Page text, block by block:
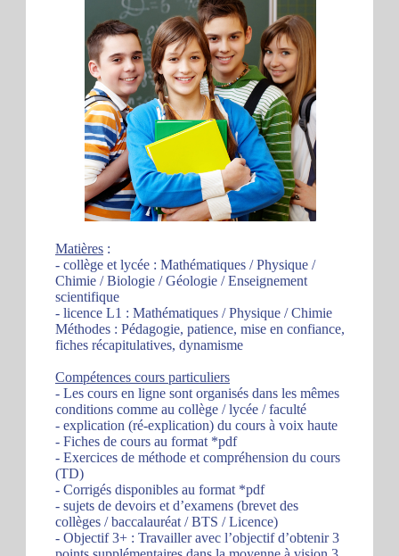
Matières :
- collège et lycée : Mathématiques / Physique /
Chimie / Biologie / Géologie / Enseignement
scientifique
- licence L1 : Mathématiques / Physique / Chimie
Méthodes : Pédagogie, patience, mise en confiance,
fiches récapitulatives, dynamisme
Compétences cours particuliers
- Les cours en ligne sont organisés dans les mêmes
conditions comme au collège / lycée / faculté
- explication (ré-explication) du cours à voix haute
- Fiches de cours au format *pdf
- Exercices de méthode et compréhension du cours
(TD)
- Corrigés disponibles au format *pdf
- sujets de devoirs et d’examens (brevet des
collèges / baccalauréat / BTS / Licence)
- Objectif 3+ : Travailler avec l’objectif d’obtenir 3